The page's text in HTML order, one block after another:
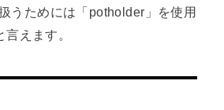
うためには「potholder」を使用
えます。